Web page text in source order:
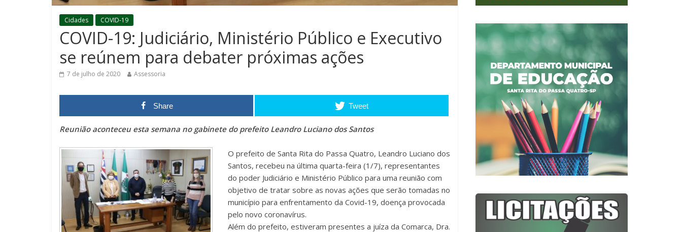
Cidades COVID-19
COVID-19: Judiciário, Ministério Público e Executivo
se reúnem para debater próximas ações
7 de julho de 2020 Assessoria
Share Tweet
Reunião aconteceu esta semana no gabinete do prefeito Leandro Luciano dos Santos
O prefeito de Santa Rita do Passa Quatro, Leandro Luciano dos
Santos, recebeu na última quarta-feira (1/7), representantes
do poder Judiciário e Ministério Público para uma reunião com
objetivo de tratar sobre as novas ações que serão tomadas no
município para enfrentamento da Covid-19, doença provocada
pelo novo coronavírus.
Além do prefeito, estiveram presentes a juíza da Comarca, Dra.